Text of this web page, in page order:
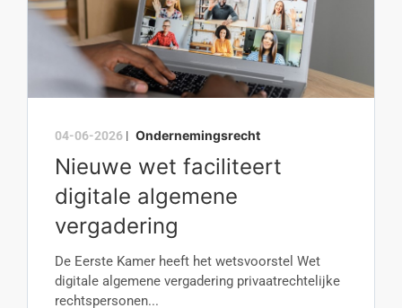
04-06-2026 | Ondernemingsrecht
Nieuwe wet faciliteert
digitale algemene
vergadering
De Eerste Kamer heeft het wetsvoorstel Wet
digitale algemene vergadering privaatrechtelijke
rechtspersonen...